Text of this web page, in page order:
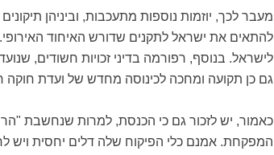
מעבר לכך, יוזמות נוספות מתעכבות, וביניהן
להתאים את ישראל לתקנים שדורש האיחוד
לישראל. בנוסף, רפורמה בדיני זכויות חשודים,
גם כן תקועה ומחכה לכינוסה מחדש של ועדת חוקה
כאמור, יש לזכור גם כי הכנסת, למרות שנחשבת
המפקחת. אמנם כלי הפיקוח שלה דלים יחסית ויש